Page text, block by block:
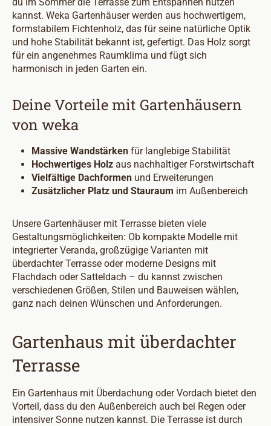
kannst. Weka Gartenhäuser werden aus hochwertigem,
formstabilem Fichtenholz, das für seine natürliche Optik
und hohe Stabilität bekannt ist, gefertigt. Das Holz sorgt
für ein angenehmes Raumklima und fügt sich
harmonisch in jeden Garten ein.
Deine Vorteile mit Gartenhäusern
von weka
Massive Wandstärken für langlebige Stabilität
Hochwertiges Holz aus nachhaltiger Forstwirtschaft
Vielfältige Dachformen und Erweiterungen
Zusätzlicher Platz und Stauraum im Außenbereich
Unsere Gartenhäuser mit Terrasse bieten viele
Gestaltungsmöglichkeiten: Ob kompakte Modelle mit
integrierter Veranda, großzügige Varianten mit
überdachter Terrasse oder moderne Designs mit
Flachdach oder Satteldach – du kannst zwischen
verschiedenen Größen, Stilen und Bauweisen wählen,
ganz nach deinen Wünschen und Anforderungen.
Gartenhaus mit überdachter
Terrasse
Ein Gartenhaus mit Überdachung oder Vordach bietet den
Vorteil, dass du den Außenbereich auch bei Regen oder
intensiver Sonne nutzen kannst. Die Terrasse ist durch